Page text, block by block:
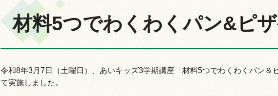
材料5つでわくわくパン&ピ
令和8年3月7日（土曜日）、あいキッズ3学期講座「材料5つでわくわくパン＆
て実施しました。